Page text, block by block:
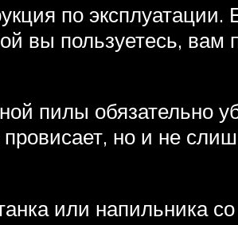
по
вы пользуетесь, вам
пилы обязательно
но и не
или напильника